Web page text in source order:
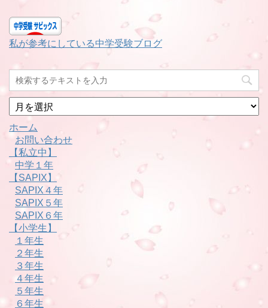
私が参考にしている中学受験ブログ
月
別
ホーム
お問い合わせ
【私立中】
中学１年
【SAPIX】
SAPIX４年
SAPIX５年
SAPIX６年
【小学生】
１年生
２年生
３年生
４年生
５年生
６年生